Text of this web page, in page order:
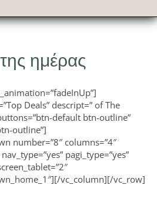
ημέρας
Deals” descript=” of The
default btn-outline”
outline”]
number=”8″ columns=”4″
pagi_type=”yes”
vc_column][/vc_row]